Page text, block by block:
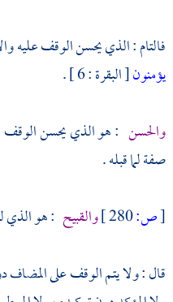
فالتام : الذي يحسن الوقف عليه
يؤمنون[ البقرة : 6 ] .
والحسن
صفة لما قبله .
[ص: والقبيح : هو الذي
قال : ولا يتم الوقف على المضاف